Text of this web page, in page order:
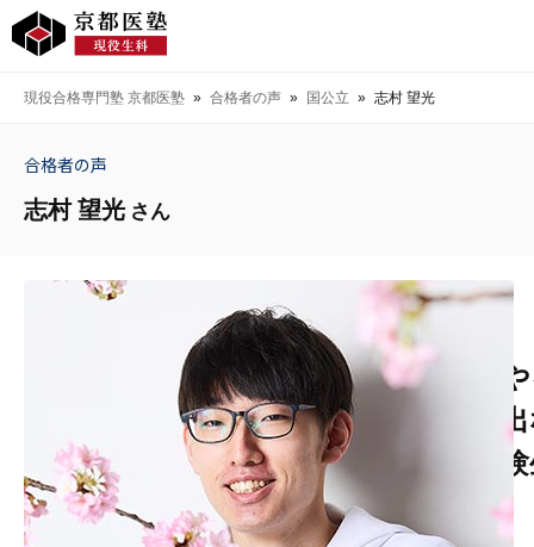
現役合格専門塾 京都医塾 » 合格者の声 » 国公立 » 志村 望光
合格者の声
志村 望光 さん